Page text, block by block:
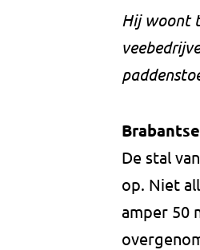
Hij woont
De stal
op. Niet
amper 50